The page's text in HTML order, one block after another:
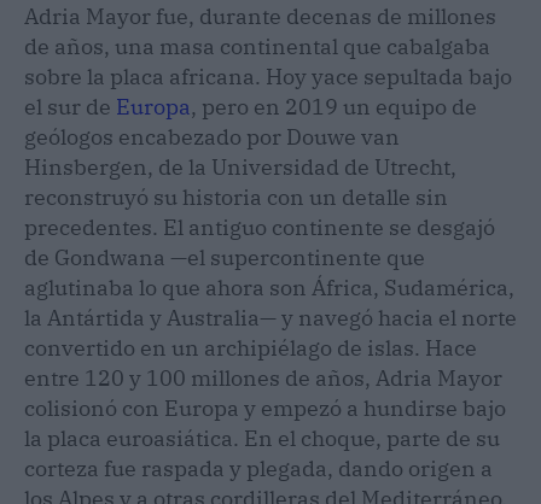
Adria Mayor fue, durante decenas de millones
de años, una masa continental que cabalgaba
sobre la placa africana. Hoy yace sepultada bajo
el sur de Europa, pero en 2019 un equipo de
geólogos encabezado por Douwe van
Hinsbergen, de la Universidad de Utrecht,
reconstruyó su historia con un detalle sin
precedentes. El antiguo continente se desgajó
de Gondwana —el supercontinente que
aglutinaba lo que ahora son África, Sudamérica,
la Antártida y Australia— y navegó hacia el norte
convertido en un archipiélago de islas. Hace
entre 120 y 100 millones de años, Adria Mayor
colisionó con Europa y empezó a hundirse bajo
la placa euroasiática. En el choque, parte de su
corteza fue raspada y plegada, dando origen a
los Alpes y a otras cordilleras del Mediterráneo.